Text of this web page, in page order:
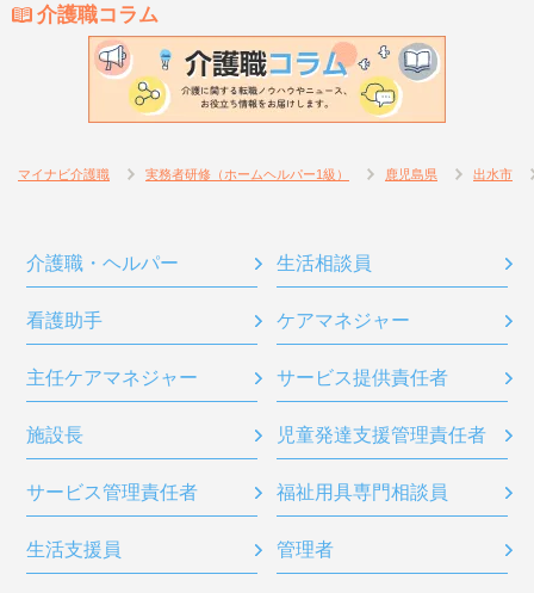
介護職コラム
マイナビ介護職 実務者研修（ホームヘルパー1級） 鹿児島県 出水市
介護職・ヘルパー 生活相談員
看護助手 ケアマネジャー
主任ケアマネジャー サービス提供責任者
施設長 児童発達支援管理責任者
サービス管理責任者 福祉用具専門相談員
生活支援員 管理者